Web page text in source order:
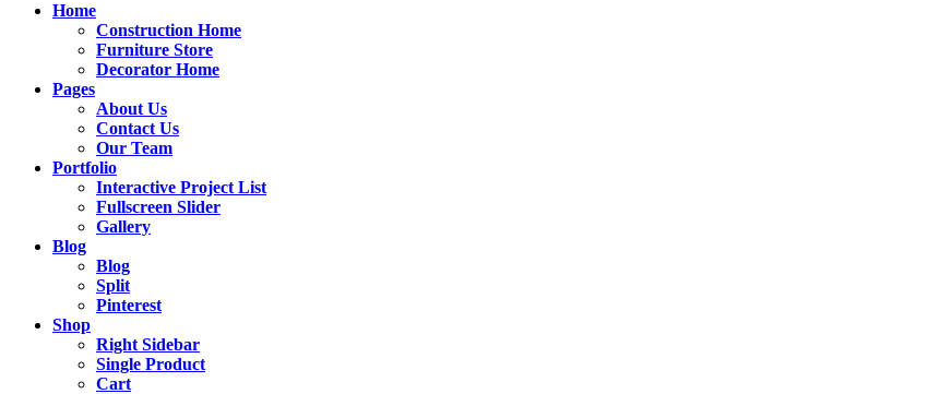
Home
Construction Home
Furniture Store
Decorator Home
Pages
About Us
Contact Us
Our Team
Portfolio
Interactive Project List
Fullscreen Slider
Gallery
Blog
Blog
Split
Pinterest
Shop
Right Sidebar
Single Product
Cart